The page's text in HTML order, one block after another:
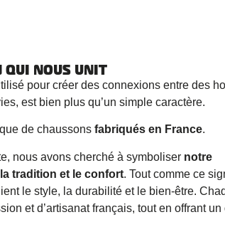
QUI NOUS UNIT
pour créer des connexions entre des
est bien plus qu’un simple caractère.
de chaussons fabriqués en France.
nous avons cherché à symboliser notre
tradition et le confort. Tout comme ce
le style, la durabilité et le bien-être.
et d’artisanat français, tout en offrant un